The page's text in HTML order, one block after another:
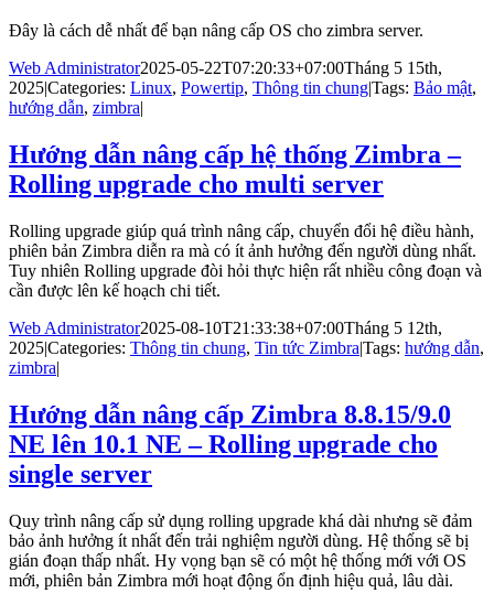
Đây là cách dễ nhất để bạn nâng cấp OS cho zimbra server.
Web Administrator2025-05-22T07:20:33+07:00Tháng 5 15th,
2025|Categories: Linux, Powertip, Thông tin chung|Tags: Bảo mật,
hướng dẫn, zimbra|
Hướng dẫn nâng cấp hệ thống Zimbra –
Rolling upgrade cho multi server
Rolling upgrade giúp quá trình nâng cấp, chuyển đổi hệ điều hành,
phiên bản Zimbra diễn ra mà có ít ảnh hưởng đến người dùng nhất.
Tuy nhiên Rolling upgrade đòi hỏi thực hiện rất nhiều công đoạn và
cần được lên kế hoạch chi tiết.
Web Administrator2025-08-10T21:33:38+07:00Tháng 5 12th,
2025|Categories: Thông tin chung, Tin tức Zimbra|Tags: hướng dẫn,
zimbra|
Hướng dẫn nâng cấp Zimbra 8.8.15/9.0
NE lên 10.1 NE – Rolling upgrade cho
single server
Quy trình nâng cấp sử dụng rolling upgrade khá dài nhưng sẽ đảm
bảo ảnh hưởng ít nhất đến trải nghiệm người dùng. Hệ thống sẽ bị
gián đoạn thấp nhất. Hy vọng bạn sẽ có một hệ thống mới với OS
mới, phiên bản Zimbra mới hoạt động ổn định hiệu quả, lâu dài.